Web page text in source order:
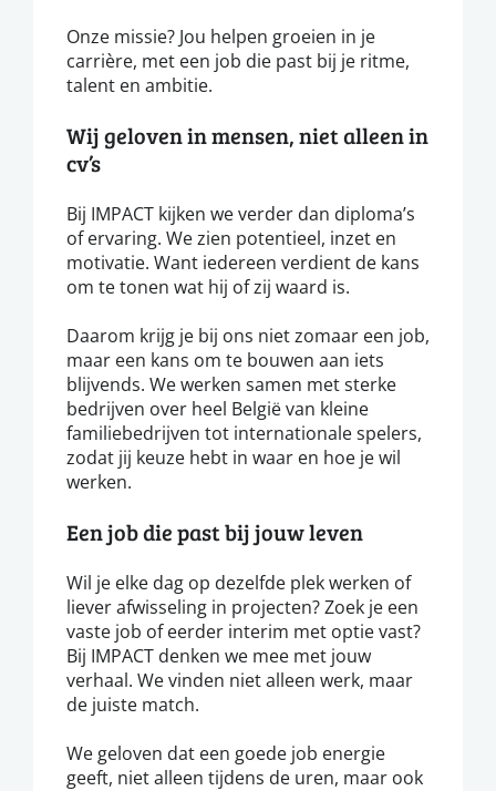
Onze missie? Jou helpen groeien in je
carrière, met een job die past bij je ritme,
talent en ambitie.
Wij geloven in mensen, niet alleen in
cv’s
Bij IMPACT kijken we verder dan diploma’s
of ervaring. We zien potentieel, inzet en
motivatie. Want iedereen verdient de kans
om te tonen wat hij of zij waard is.
Daarom krijg je bij ons niet zomaar een job,
maar een kans om te bouwen aan iets
blijvends. We werken samen met sterke
bedrijven over heel België van kleine
familiebedrijven tot internationale spelers,
zodat jij keuze hebt in waar en hoe je wil
werken.
Een job die past bij jouw leven
Wil je elke dag op dezelfde plek werken of
liever afwisseling in projecten? Zoek je een
vaste job of eerder interim met optie vast?
Bij IMPACT denken we mee met jouw
verhaal. We vinden niet alleen werk, maar
de juiste match.
We geloven dat een goede job energie
geeft, niet alleen tijdens de uren, maar ook